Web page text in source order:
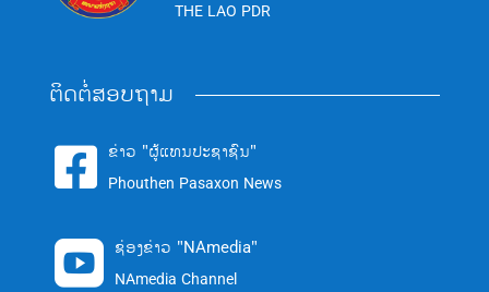
THE LAO PDR
ຕິດຕໍ່ສອບຖາມ
 ຂ່າວ "ຜູ້ແທນປະຊາຊົນ"
Phouthen Pasaxon News
 ຊ່ອງຂ່າວ "NAmedia"
NAmedia Channel